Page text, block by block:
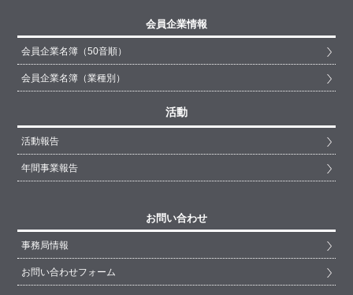
会員企業情報
会員企業名簿（50音順）
会員企業名簿（業種別）
活動
活動報告
年間事業報告
お問い合わせ
事務局情報
お問い合わせフォーム